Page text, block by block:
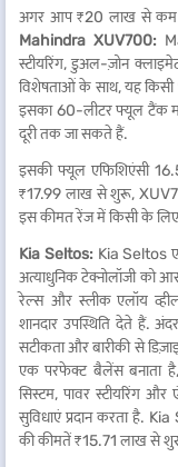
अगर आप ₹20 लाख से कम
Mahindra XUV700:
स्टीयरिंग, डुअल-ज़ोन
विशेषताओं के साथ, यह किसी
इसका 60-लीटर फ्यूल टैंक
दूरी तक जा सकते हैं.
इसकी फ्यूल एफिशिएंसी
₹17.99 लाख से शुरू,
इस कीमत रेंज में किसी के
Kia Seltos: Kia Seltos
अत्याधुनिक टेक्नोलॉजी को
रेल्स और स्लीक एलॉय
शानदार उपस्थिति देते हैं.
सटीकता और बारीकी से
एक परफेक्ट बैलेंस बनाता है,
सिस्टम, पावर स्टीयरिंग
सुविधाएं प्रदान करता है.
की कीमतें ₹15.71 लाख से